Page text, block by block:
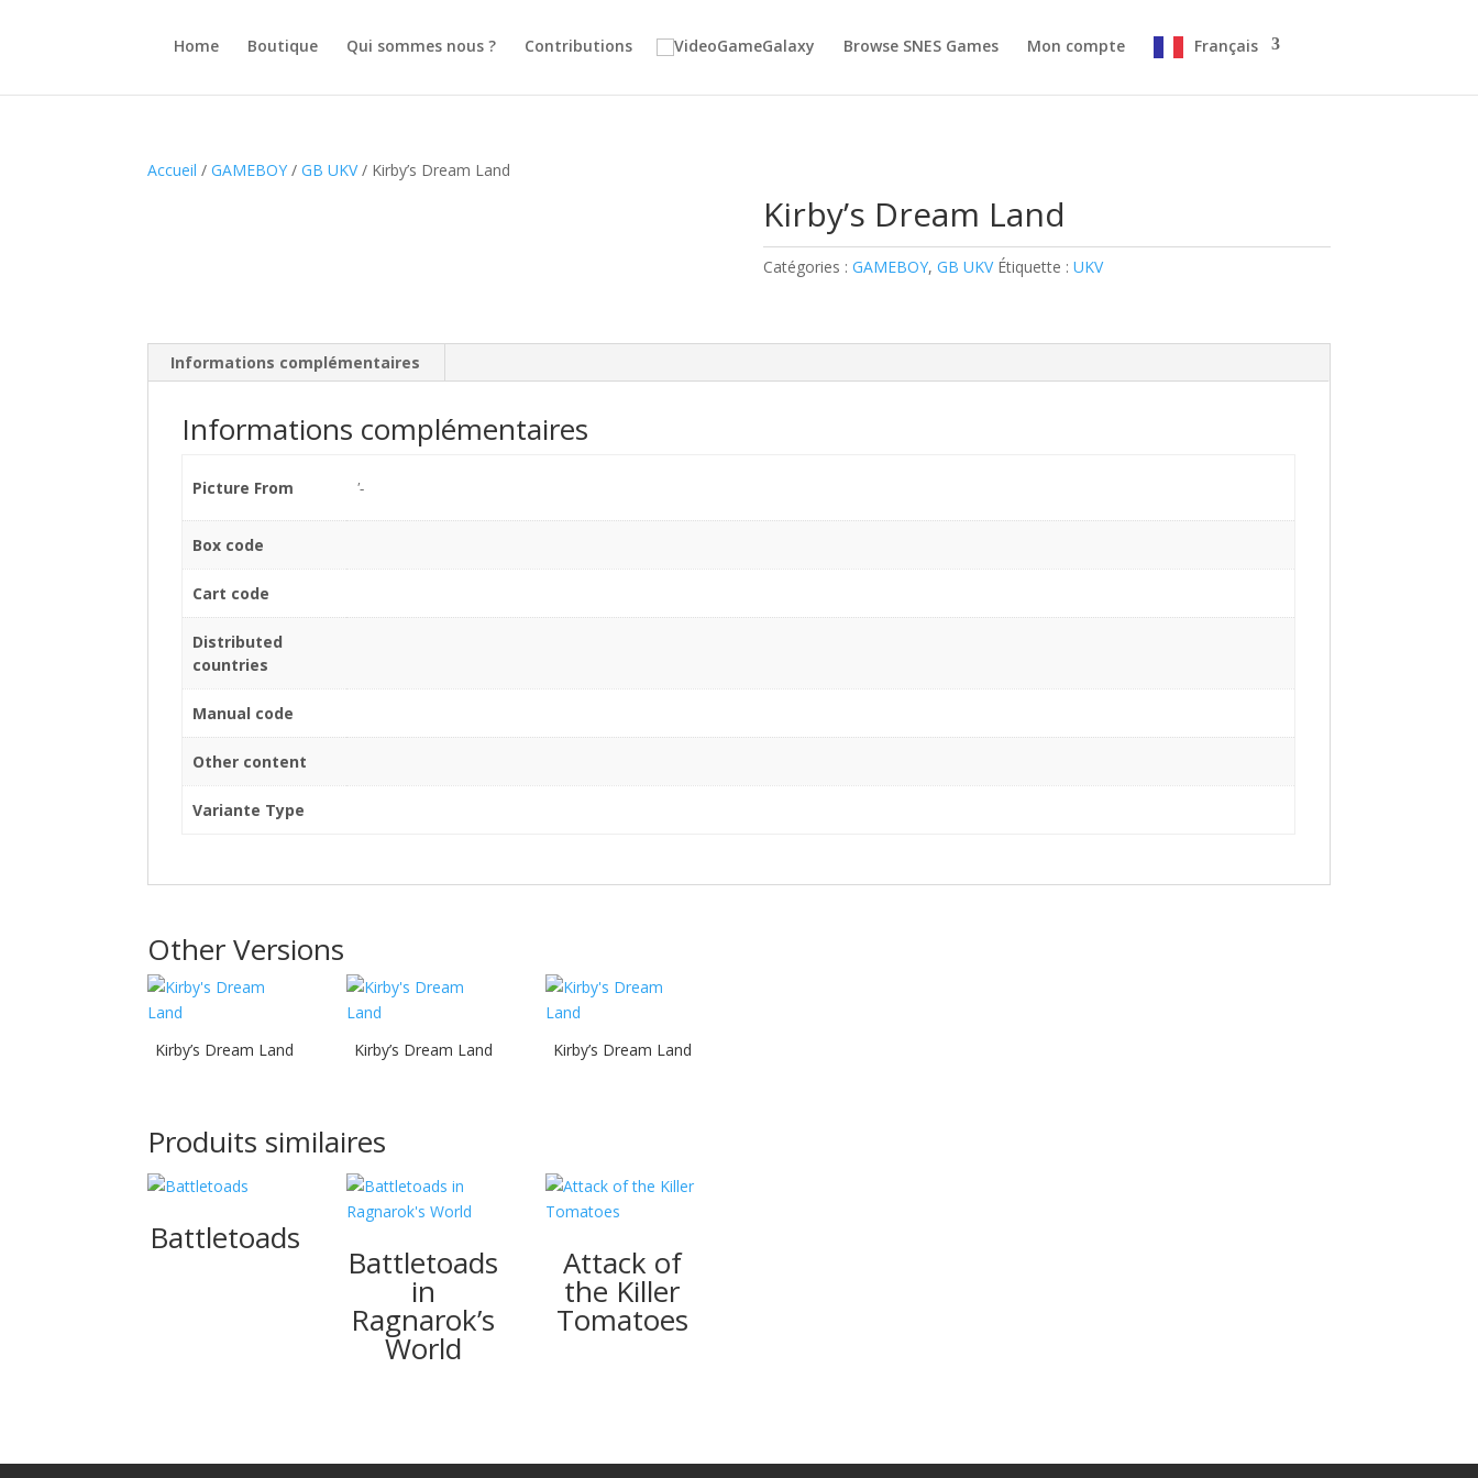
Home Boutique Qui sommes nous ? Contributions Browse SNES Games Mon compte Français
Accueil /GAMEBOY /GB UKV/ Kirby’s Dream Land
Kirby’s Dream Land
Catégories : GAMEBOY, GB UKV Étiquette : UKV
Informations complémentaires
Informations complémentaires
Picture From '-
Box code
Cart code
Distributed
countries
Manual code
Other content
Variante Type
Other Versions
Kirby’s Dream Land Kirby’s Dream Land Kirby’s Dream Land
Produits similaires
Battletoads
Battletoads
in
Ragnarok’s
World
Attack of
the Killer
Tomatoes